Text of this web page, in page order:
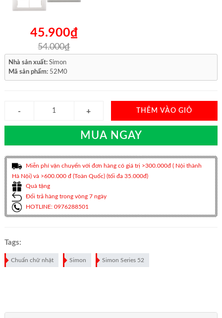
45.900₫
54.000₫
Nhà sản xuất: Simon
Mã sản phẩm: 52M0
THÊM VÀO GIỎ
MUA NGAY
Miễn phí vận chuyển với đơn hàng có giá trị >300.000đ ( Nội thành
Hà Nội) và >600.000 đ (Toàn Quốc) (tối đa 35.000đ)
Quà tặng
Đổi trả hàng trong vòng 7 ngày
HOTLINE: 0976288501
Tags:
Chuẩn chữ nhật Simon Simon Series 52